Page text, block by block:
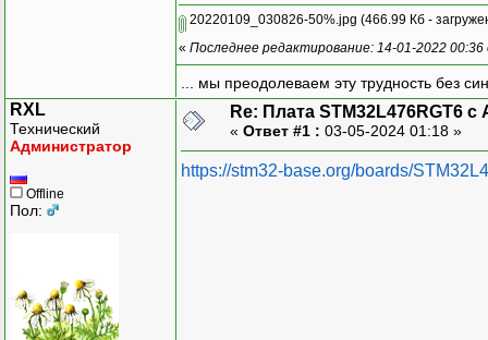
20220109_030826-50%.jpg (466.99 Кб -
« Последнее редактирование: 14-01-2022
... мы преодолеваем эту трудность без
RXL
Технический
Администратор
Offline
Пол:
Re: Плата STM32L476RGT6
« Ответ #1 : 03-05-2024 01:18 »
https://stm32-base.org/boards/